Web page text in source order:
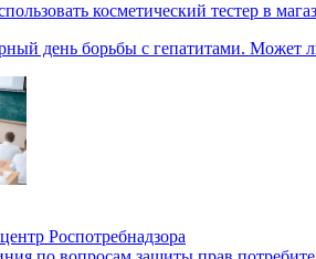
косметический тестер в
день борьбы с гепатитами. Может
Роспотребнадзора